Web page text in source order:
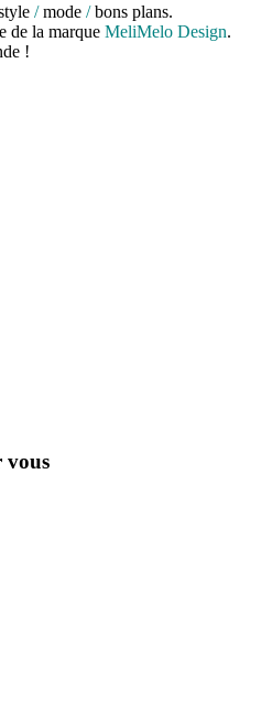
/mode /bons plans.
de la marque MeliMelo Design.
!
vous